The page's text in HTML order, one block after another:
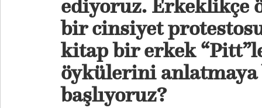
ediyoruz. Erkeklikçe
bir cinsiyet
kitap bir erkek
öykülerini
başlıyoruz?